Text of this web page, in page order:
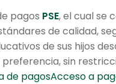
pagos PSE, el cual se
de calidad,
de sus hijos
sin
de pagosAcceso a